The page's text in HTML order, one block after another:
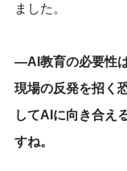
ました。
―AI教育の必要性
現場の反発を招く
してAIに向き合え
すね。